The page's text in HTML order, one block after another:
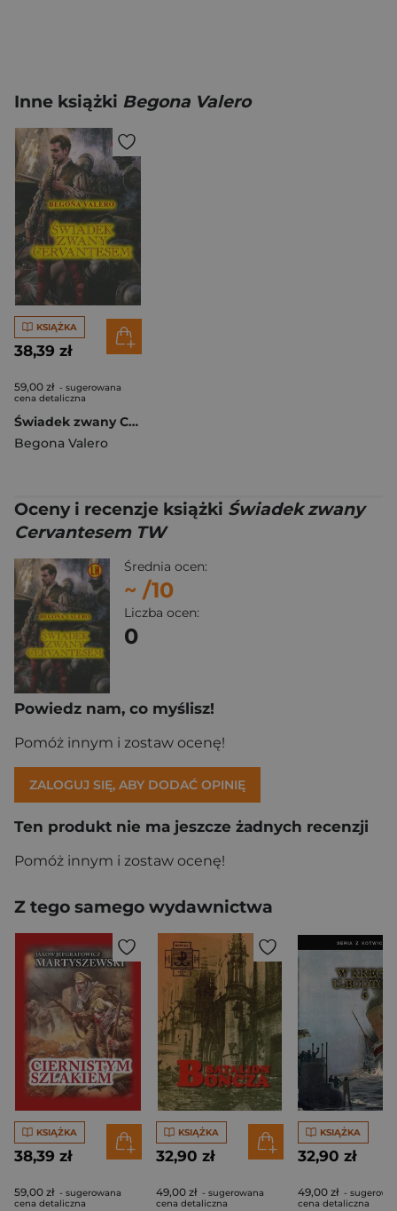
Inne książki Begona Valero
KSIĄŻKA
38,39 zł
59,00 zł - sugerowana
cena detaliczna
Świadek zwany Cervantesem BR
Begona Valero
Oceny i recenzje książki Świadek zwany
Cervantesem TW
Średnia ocen:
~ /10
Liczba ocen:
0
Powiedz nam, co myślisz!
Pomóż innym i zostaw ocenę!
ZALOGUJ SIĘ, ABY DODAĆ OPINIĘ
Ten produkt nie ma jeszcze żadnych recenzji
Pomóż innym i zostaw ocenę!
Z tego samego wydawnictwa
KSIĄŻKA
38,39 zł
59,00 zł - sugerowana
cena detaliczna
KSIĄŻKA
32,90 zł
49,00 zł - sugerowana
cena detaliczna
KSIĄŻKA
32,90 zł
49,00 zł -
cena detaliczna